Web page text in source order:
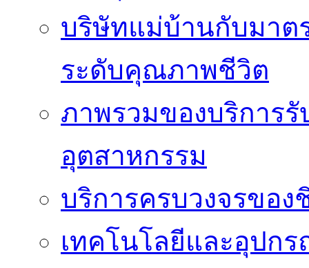
บริษัทแม่บ้านกับมาต
ระดับคุณภาพชีวิต
ภาพรวมของบริการ
อุตสาหกรรม
บริการครบวงจรขอ
เทคโนโลยีและอุปก